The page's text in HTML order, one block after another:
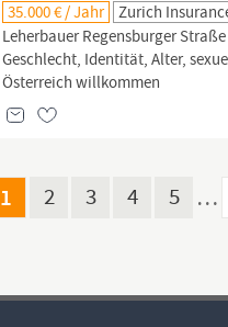
35.000 € / Jahr
Zurich
Leherbauer Regensburger
Geschlecht, Identität, Alter,
Österreich willkommen
1 2 3 4 5 …